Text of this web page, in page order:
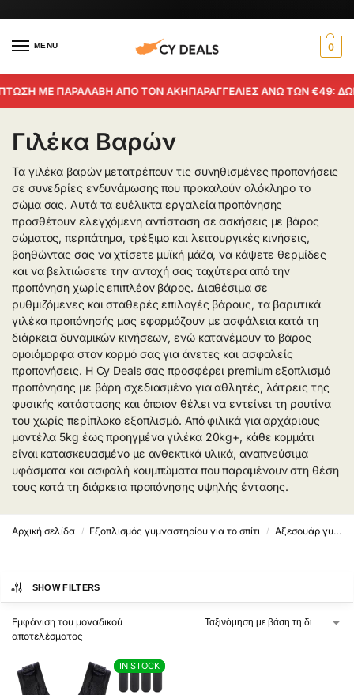
MENU 0
ΜΕ ΠΑΡΑΛΑΒΗ ΑΠΟ ΤΟΝ ΑΚΗΠΑΡΑΓΓΕΛΙΕΣ ΑΝΩ ΤΩΝ €49:
Γιλέκα Βαρών
Τα γιλέκα βαρών μετατρέπουν τις συνηθισμένες προπονήσεις
σε συνεδρίες ενδυνάμωσης που προκαλούν ολόκληρο το
σώμα σας. Αυτά τα ευέλικτα εργαλεία προπόνησης
προσθέτουν ελεγχόμενη αντίσταση σε ασκήσεις με βάρος
σώματος, περπάτημα, τρέξιμο και λειτουργικές κινήσεις,
βοηθώντας σας να χτίσετε μυϊκή μάζα, να κάψετε θερμίδες
και να βελτιώσετε την αντοχή σας ταχύτερα από την
προπόνηση χωρίς επιπλέον βάρος. Διαθέσιμα σε
ρυθμιζόμενες και σταθερές επιλογές βάρους, τα βαρυτικά
γιλέκα προπόνησής μας εφαρμόζουν με ασφάλεια κατά τη
διάρκεια δυναμικών κινήσεων, ενώ κατανέμουν το βάρος
ομοιόμορφα στον κορμό σας για άνετες και ασφαλείς
προπονήσεις. Η Cy Deals σας προσφέρει premium εξοπλισμό
προπόνησης με βάρη σχεδιασμένο για αθλητές, λάτρεις της
φυσικής κατάστασης και όποιον θέλει να εντείνει τη ρουτίνα
του χωρίς περίπλοκο εξοπλισμό. Από φιλικά για αρχάριους
μοντέλα 5kg έως προηγμένα γιλέκα 20kg+, κάθε κομμάτι
είναι κατασκευασμένο με ανθεκτικά υλικά, αναπνεύσιμα
υφάσματα και ασφαλή κουμπώματα που παραμένουν στη θέση
τους κατά τη διάρκεια προπόνησης υψηλής έντασης.
Αρχική σελίδα / Εξοπλισμός γυμναστηρίου για το σπίτι / Αξεσουάρ γυμναστηρίου
SHOW FILTERS
Εμφάνιση του μοναδικού
αποτελέσματος
IN STOCK
IN STOCK